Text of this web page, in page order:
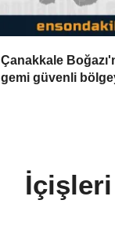
Çanakkale
gemi güvenli
İçişleri